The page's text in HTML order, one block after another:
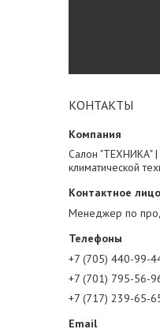
КОНТАКТЫ
Салон "ТЕХНИКА" |
климатической
Менеджер по
+7 (705) 440-99-
+7 (701) 795-56-
+7 (717) 239-65-